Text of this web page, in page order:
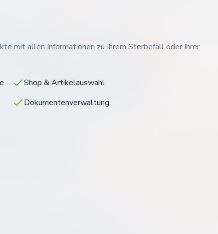
mit allen Informationen zu Ihrem Sterbefall oder Ihrer
Shop & Artikelauswahl
Dokumentenverwaltung